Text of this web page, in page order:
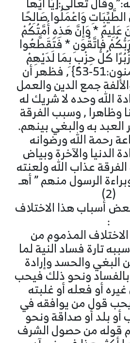
وَاعْمَلُوا صَالِحًا
عَلِيمٌ * وَإِنَّ هَذِهِ أُمَّتُكُمْ
فَاتَّقُونِ * فَتَقَطَّعُوا
كُلُّ حِزْبٍ بِمَا لَدَيْهِمْ
فَرِحُونَ] {المؤمنون:51-53} , فظهر أن
جمع الدين والعمل
الله وحده لا شريك له
وظاهرا , وسبب الفرقة
به والبغي بينهم.
رحمة الله ورضوانه
الدنيا والآخرة وبياض
عذاب الله ولعنته
الرسول منهم ” أهـ
(2)
أسباب هذا الاختلاف
:
المذموم من
تارة فساد النية لما
والحسد وإرادة
ونحو ذلك فيحب
أو فعله أو غلبته
يحب قول من يوافقه في
بلد أو صداقة ونحو
قوله من حصول الشرف